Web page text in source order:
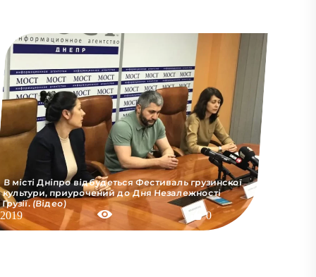
В місті Дніпро відбудеться Фестиваль грузинскої
культури, приурочений до Дня Незалежності
Грузії. (Відео)
2019 0